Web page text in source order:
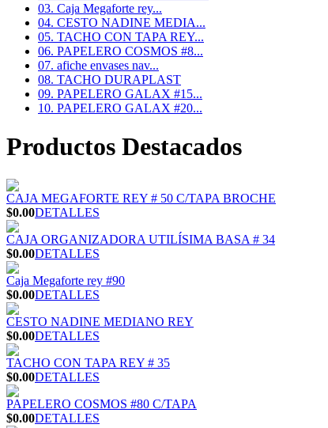
03. Caja Megaforte rey...
04. CESTO NADINE MEDIA...
05. TACHO CON TAPA REY...
06. PAPELERO COSMOS #8...
07. afiche envases nav...
08. TACHO DURAPLAST
09. PAPELERO GALAX #15...
10. PAPELERO GALAX #20...
Productos Destacados
CAJA MEGAFORTE REY # 50 C/TAPA BROCHE
$0.00DETALLES
CAJA ORGANIZADORA UTILÍSIMA BASA # 34
$0.00DETALLES
Caja Megaforte rey #90
$0.00DETALLES
CESTO NADINE MEDIANO REY
$0.00DETALLES
TACHO CON TAPA REY # 35
$0.00DETALLES
PAPELERO COSMOS #80 C/TAPA
$0.00DETALLES